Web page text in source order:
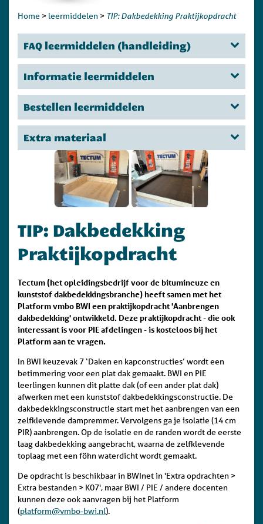
Home > leermiddelen > TIP: Dakbedekking Praktijkopdracht
FAQ leermiddelen (handleiding)
Informatie leermiddelen
Bestellen leermiddelen
Extra materiaal
TIP: Dakbedekking
Praktijkopdracht
Tectum (het opleidingsbedrijf voor de bitumineuze en
kunststof dakbedekkingsbranche) heeft samen met het
Platform vmbo BWI een praktijkopdracht 'Aanbrengen
dakbedekking' ontwikkeld. Deze praktijkopdracht - die ook
interessant is voor PIE afdelingen - is kosteloos bij het
Platform aan te vragen.
In BWI keuzevak7 ‘Daken en kapconstructies’ wordt een
betimmering voor een plat dak gemaakt. BWI en PIE
leerlingen kunnen dit platte dak (of een ander plat dak)
afwerken met een kunststof dakbedekkingsconstructie. De
dakbedekkingsconstructie start met het aanbrengen van een
zelfklevende dampremmer. Vervolgens ga je isolatie (14 cm
PIR) aanbrengen. Op de isolatie en de randen wordt de eerste
laag dakbedekking aangebracht, waarna de zelfklevende
toplaag met een föhn waterdicht wordt gemaakt.
De opdracht is beschikbaar in BWInet in 'Extra opdrachten >
Extra bestanden > K07', maar BWI / PIE / andere docenten
kunnen deze ook aanvragen bij het Platform
(platform@vmbo-bwi.nl).